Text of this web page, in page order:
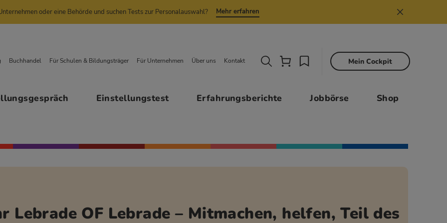
oder eine Behörde und suchen Tests zur Personalauswahl? Mehr erfahren
Einstellungstest Erfahrungsberichte Jobbörse Shop
Buchhandel Für Schulen & Bildungsträger Für Unternehmen Über uns Kontakt Mein Cockpit
Lebrade OF Lebrade – Mitmachen, helfen, Teil des